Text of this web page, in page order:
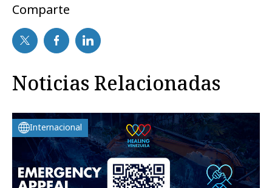
Comparte
Noticias Relacionadas
Internacional